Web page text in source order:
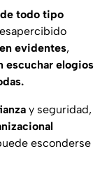
todo tipo
evidentes,
escuchar elogios
y seguridad,
esconderse